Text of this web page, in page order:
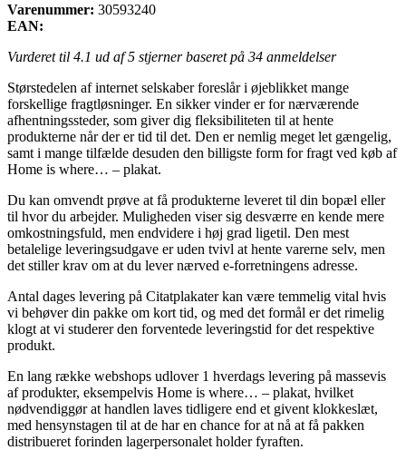
Varenummer: 30593240
EAN:
Vurderet til 4.1 ud af 5 stjerner baseret på 34 anmeldelser
Størstedelen af internet selskaber foreslår i øjeblikket mange
forskellige fragtløsninger. En sikker vinder er for nærværende
afhentningssteder, som giver dig fleksibiliteten til at hente
produkterne når der er tid til det. Den er nemlig meget let gængelig,
samt i mange tilfælde desuden den billigste form for fragt ved køb af
Home is where… – plakat.
Du kan omvendt prøve at få produkterne leveret til din bopæl eller
til hvor du arbejder. Muligheden viser sig desværre en kende mere
omkostningsfuld, men endvidere i høj grad ligetil. Den mest
betalelige leveringsudgave er uden tvivl at hente varerne selv, men
det stiller krav om at du lever nærved e-forretningens adresse.
Antal dages levering på Citatplakater kan være temmelig vital hvis
vi behøver din pakke om kort tid, og med det formål er det rimelig
klogt at vi studerer den forventede leveringstid for det respektive
produkt.
En lang række webshops udlover 1 hverdags levering på massevis
af produkter, eksempelvis Home is where… – plakat, hvilket
nødvendiggør at handlen laves tidligere end et givent klokkeslæt,
med hensynstagen til at de har en chance for at nå at få pakken
distribueret forinden lagerpersonalet holder fyraften.